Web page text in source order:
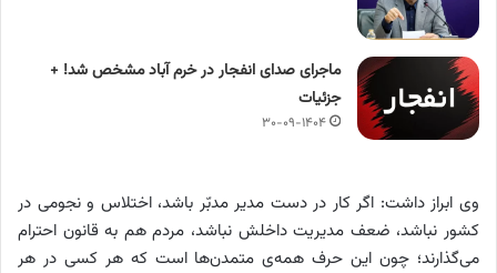
ماجرای صدای انفجار در خرم آباد مشخص شد! +
جزئیات
۳۰-۰۹-۱۴۰۴
وی ابراز داشت: اگر کار در دست مدیر مدبّر باشد، اختلاس و نجومی در
کشور نباشد، ضعف مدیریت داخلش نباشد، مردم هم به قانون احترام
می‌گذارند؛ چون این حرف همه‌ی متمدن‌ها است که هر کسی در هر